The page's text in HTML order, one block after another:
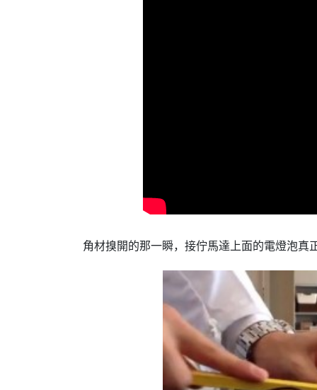
角材搝開的那一瞬，接佇馬達上面的電燈泡真